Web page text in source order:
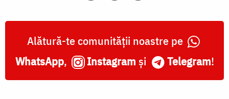
Alătură-te comunității noastre pe
WhatsApp, Instagram și Telegram!